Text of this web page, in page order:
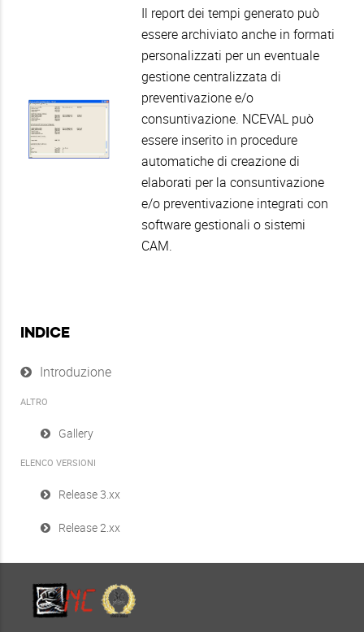
Il report dei tempi generato può
essere archiviato anche in formati
personalizzati per un eventuale
gestione centralizzata di
preventivazione e/o
consuntivazione. NCEVAL può
essere inserito in procedure
automatiche di creazione di
elaborati per la consuntivazione
e/o preventivazione integrati con
software gestionali o sistemi
CAM.
INDICE
Introduzione
ALTRO
Gallery
ELENCO VERSIONI
Release 3.xx
Release 2.xx